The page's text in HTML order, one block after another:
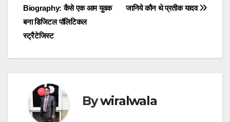
navigation
जानिये कौन थे प्रतीक यादव
Biography: कैसे एक आम युवक
बना डिजिटल पॉलिटिकल
स्ट्रैटेजिस्ट
Bywiralwala